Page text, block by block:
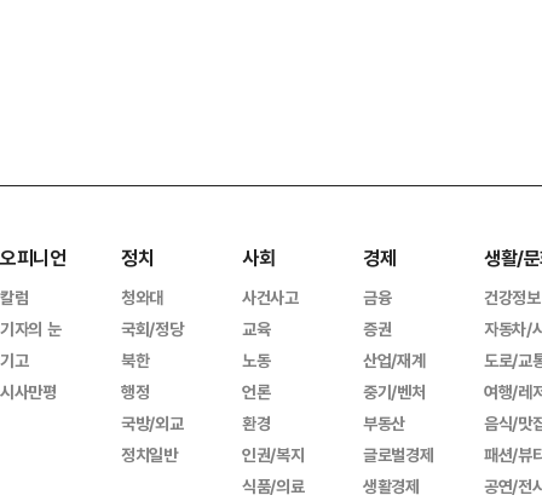
오피니언
칼럼
기자의 눈
기고
시사만평
정치
청와대
국회/정당
북한
행정
국방/외교
정치일반
사회
사건사고
교육
노동
언론
환경
인권/복지
식품/의료
경제
금융
증권
산업/재계
중기/벤처
부동산
글로벌경제
생활경제
생활/
건강정보
자동차/
도로/교
여행/레
음식/맛
패션/뷰
공연/전